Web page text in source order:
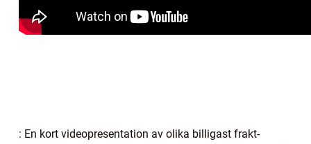
: En kort videopresentation av olika billigast frakt-